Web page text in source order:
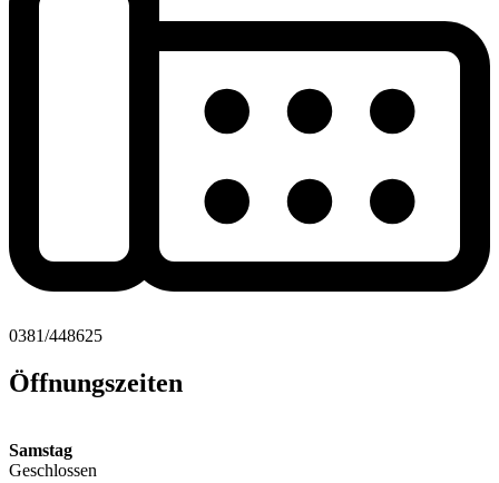
0381/448625
Öffnungszeiten
Samstag
Geschlossen